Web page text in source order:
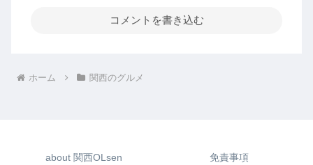
コメントを書き込む
ホーム 関西のグルメ
about 関西OLsen
免責事項